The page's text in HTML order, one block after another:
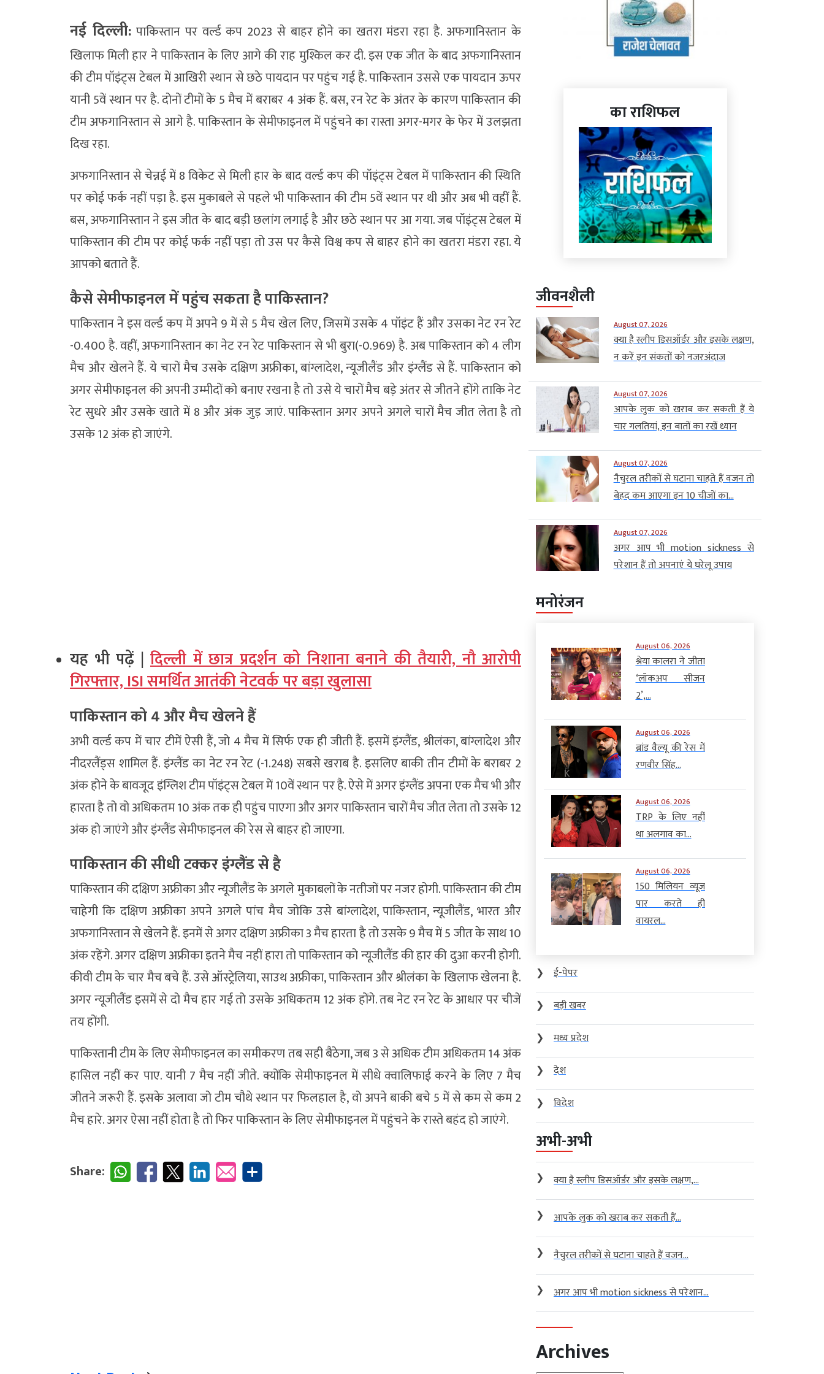
नई दिल्ली: पाकिस्तान पर वर्ल्ड कप 2023 से बाहर होने का खतरा मंडरा रहा है. अफगानिस्तान के
खिलाफ मिली हार ने पाकिस्तान के लिए आगे की राह मुश्किल कर दी. इस एक जीत के बाद अफगानिस्तान
की टीम पॉइंट्स टेबल में आखिरी स्थान से छठे पायदान पर पहुंच गई है. पाकिस्तान उससे एक पायदान ऊपर
यानी 5वें स्थान पर है. दोनों टीमों के 5 मैच में बराबर 4 अंक हैं. बस, रन रेट के अंतर के कारण पाकिस्तान की
टीम अफगानिस्तान से आगे है. पाकिस्तान के सेमीफाइनल में पहुंचने का रास्ता अगर-मगर के फेर में उलझता
दिख रहा.
अफगानिस्तान से चेन्नई में 8 विकेट से मिली हार के बाद वर्ल्ड कप की पॉइंट्स टेबल में पाकिस्तान की स्थिति
पर कोई फर्क नहीं पड़ा है. इस मुकाबले से पहले भी पाकिस्तान की टीम 5वें स्थान पर थी और अब भी वहीं हैं.
बस, अफगानिस्तान ने इस जीत के बाद बड़ी छलांग लगाई है और छठे स्थान पर आ गया. जब पॉइंट्स टेबल में
पाकिस्तान की टीम पर कोई फर्क नहीं पड़ा तो उस पर कैसे विश्व कप से बाहर होने का खतरा मंडरा रहा. ये
आपको बताते हैं.
कैसे सेमीफाइनल में पहुंच सकता है पाकिस्तान?
पाकिस्तान ने इस वर्ल्ड कप में अपने 9 में से 5 मैच खेल लिए, जिसमें उसके 4 पॉइंट हैं और उसका नेट रन रेट
-0.400 है. वहीं, अफगानिस्तान का नेट रन रेट पाकिस्तान से भी बुरा(-0.969) है. अब पाकिस्तान को 4 लीग
मैच और खेलने हैं. ये चारों मैच उसके दक्षिण अफ्रीका, बांग्लादेश, न्यूजीलैंड और इंग्लैंड से हैं. पाकिस्तान को
अगर सेमीफाइनल की अपनी उम्मीदों को बनाए रखना है तो उसे ये चारों मैच बड़े अंतर से जीतने होंगे ताकि नेट
रेट सुधरे और उसके खाते में 8 और अंक जुड़ जाएं. पाकिस्तान अगर अपने अगले चारों मैच जीत लेता है तो
उसके 12 अंक हो जाएंगे.
यह भी पढ़ें | दिल्ली में छात्र प्रदर्शन को निशाना बनाने की तैयारी, नौ आरोपी
गिरफ्तार, ISI समर्थित आतंकी नेटवर्क पर बड़ा खुलासा
पाकिस्तान को 4 और मैच खेलने हैं
अभी वर्ल्ड कप में चार टीमें ऐसी हैं, जो 4 मैच में सिर्फ एक ही जीती हैं. इसमें इंग्लैंड, श्रीलंका, बांग्लादेश और
नीदरलैंड्स शामिल हैं. इंग्लैंड का नेट रन रेट (-1.248) सबसे खराब है. इसलिए बाकी तीन टीमों के बराबर 2
अंक होने के बावजूद इंग्लिश टीम पॉइंट्स टेबल में 10वें स्थान पर है. ऐसे में अगर इंग्लैंड अपना एक मैच भी और
हारता है तो वो अधिकतम 10 अंक तक ही पहुंच पाएगा और अगर पाकिस्तान चारों मैच जीत लेता तो उसके 12
अंक हो जाएंगे और इंग्लैंड सेमीफाइनल की रेस से बाहर हो जाएगा.
पाकिस्तान की सीधी टक्कर इंग्लैंड से है
पाकिस्तान की दक्षिण अफ्रीका और न्यूजीलैंड के अगले मुकाबलों के नतीजों पर नजर होगी. पाकिस्तान की टीम
चाहेगी कि दक्षिण अफ्रीका अपने अगले पांच मैच जोकि उसे बांग्लादेश, पाकिस्तान, न्यूजीलैंड, भारत और
अफगानिस्तान से खेलने हैं. इनमें से अगर दक्षिण अफ्रीका 3 मैच हारता है तो उसके 9 मैच में 5 जीत के साथ 10
अंक रहेंगे. अगर दक्षिण अफ्रीका इतने मैच नहीं हारा तो पाकिस्तान को न्यूजीलैंड की हार की दुआ करनी होगी.
कीवी टीम के चार मैच बचे हैं. उसे ऑस्ट्रेलिया, साउथ अफ्रीका, पाकिस्तान और श्रीलंका के खिलाफ खेलना है.
अगर न्यूजीलैंड इसमें से दो मैच हार गई तो उसके अधिकतम 12 अंक होंगे. तब नेट रन रेट के आधार पर चीजें
तय होंगी.
पाकिस्तानी टीम के लिए सेमीफाइनल का समीकरण तब सही बैठेगा, जब 3 से अधिक टीम अधिकतम 14 अंक
हासिल नहीं कर पाए. यानी 7 मैच नहीं जीते. क्योंकि सेमीफाइनल में सीधे क्वालिफाई करने के लिए 7 मैच
जीतने जरूरी हैं. इसके अलावा जो टीम चौथे स्थान पर फिलहाल है, वो अपने बाकी बचे 5 में से कम से कम 2
मैच हारे. अगर ऐसा नहीं होता है तो फिर पाकिस्तान के लिए सेमीफाइनल में पहुंचने के रास्ते बहंद हो जाएंगे.
Share:
का राशिफल
जीवनशैली
August 07, 2026
क्या है स्लीप डिसऑर्डर और इसके लक्षण,
न करें इन संकतों को नजरअंदाज
August 07, 2026
आपके लुक को खराब कर सकती हैं ये
चार गलतियां, इन बातों का रखें ध्यान
August 07, 2026
नैचुरल तरीकों से घटाना चाहते हैं वजन तो
बेहद कम आएगा इन 10 चीजों का...
August 07, 2026
अगर आप भी motion sickness से
परेशान हैं तो अपनाएं ये घरेलू उपाय
मनोरंजन
August 06, 2026
श्रेया कालरा ने जीता
‘लॉकअप सीजन
2’,...
August 06, 2026
ब्रांड वैल्यू की रेस में
रणवीर सिंह...
August 06, 2026
TRP के लिए नहीं
था अलगाव का...
August 06, 2026
150 मिलियन व्यूज
पार करते ही
वायरल...
❯
ई-पेपर
❯
बड़ी खबर
❯
मध्य प्रदेश
❯
देश
❯
विदेश
अभी-अभी
❯ क्या है स्लीप डिसऑर्डर और इसके लक्षण,...
❯ आपके लुक को खराब कर सकती हैं...
❯ नैचुरल तरीकों से घटाना चाहते हैं वजन...
❯ अगर आप भी motion sickness से परेशान...
Archives